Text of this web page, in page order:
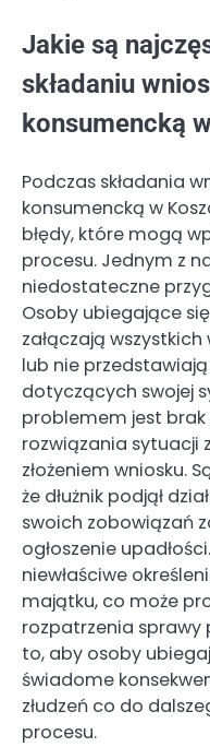
Jakie są
składaniu
konsumencką
Podczas składania
konsumencką w
błędy, które mogą
procesu. Jednym z
niedostateczne
Osoby ubiegające
załączają
lub nie
dotyczących swojej
problemem jest
rozwiązania sytuacji
złożeniem wniosku.
że dłużnik podjął
swoich zobowiązań
ogłoszenie
niewłaściwe
majątku, co może
rozpatrzenia sprawy
to, aby osoby
świadome
złudzeń co do
procesu.